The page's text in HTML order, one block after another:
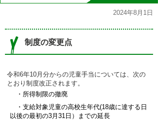
2024年8月1日
制度の変更点
令和6年10月分からの児童手当については、次の
とおり制度改正されます。
・所得制限の撤廃
・支給対象児童の高校生年代(18歳に達する日
以後の最初の3月31日）までの延長